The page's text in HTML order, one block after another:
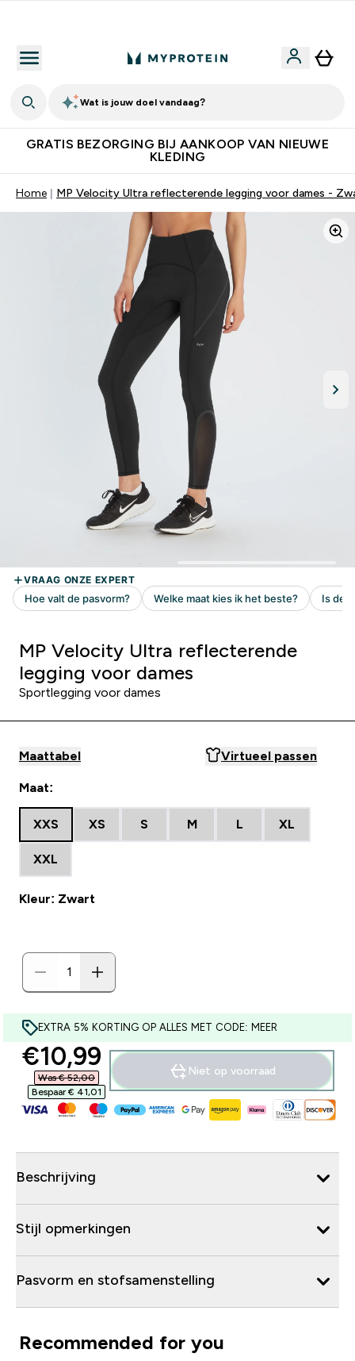
Wat is jouw doel vandaag?
GRATIS BEZORGING BIJ AANKOOP VAN NIEUWE
KLEDING
Home MP Velocity Ultra reflecterende legging voor dames -
MP Velocity Ultra reflecterende
legging voor dames
Sportlegging voor dames
Maattabel Virtueel passen
Maat:
XXS XS S M L XL
XXL
Kleur: Zwart
EXTRA 5% KORTING OP ALLES MET CODE: MEER
discounted price
€10,99‎
Was € 52,00‎
Bespaar € 41,01‎
Niet op voorraad
Beschrijving
Stijl opmerkingen
Pasvorm en stofsamenstelling
Recommended for you